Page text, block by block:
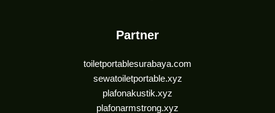
Partner
toiletportablesurabaya.com
sewatoiletportable.xyz
plafonakustik.xyz
plafonarmstrong.xyz